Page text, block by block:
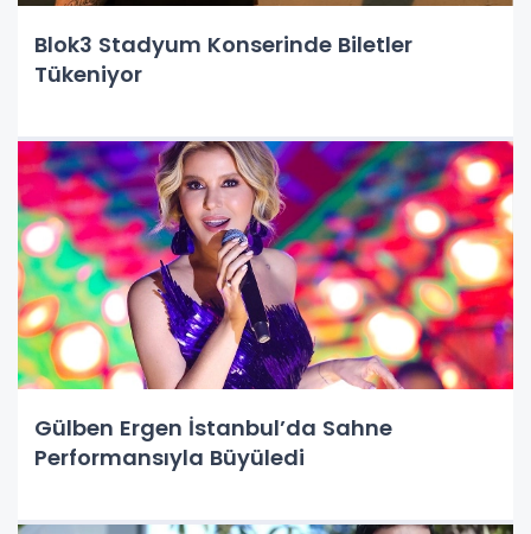
Blok3 Stadyum Konserinde Biletler
Tükeniyor
Gülben Ergen İstanbul’da Sahne
Performansıyla Büyüledi